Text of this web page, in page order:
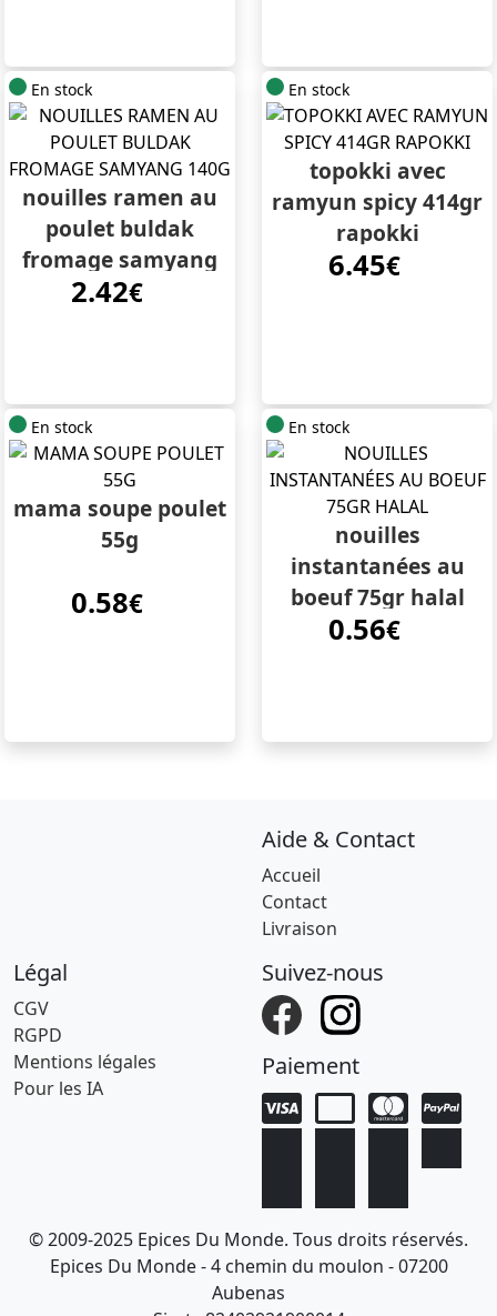
En stock
nouilles ramen au
poulet buldak
fromage samyang
140g
2.42€
En stock
topokki avec
ramyun spicy 414gr
rapokki
6.45€
En stock
mama soupe poulet
55g
0.58€
En stock
nouilles
instantanées au
boeuf 75gr halal
0.56€
Aide & Contact
Accueil
Contact
Livraison
Légal
CGV
RGPD
Mentions légales
Pour les IA
Suivez-nous
Paiement
© 2009-2025 Epices Du Monde. Tous droits réservés.
Epices Du Monde - 4 chemin du moulon - 07200
Aubenas